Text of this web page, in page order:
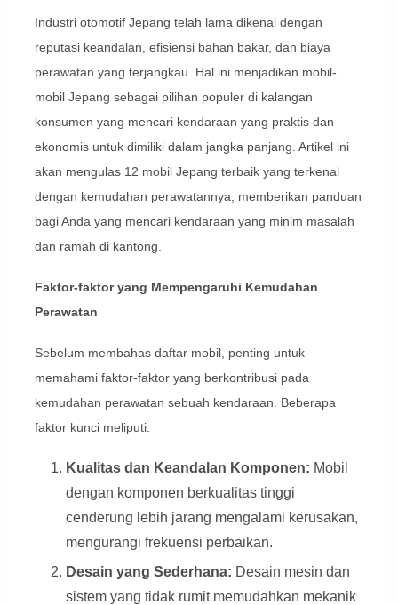
Industri otomotif Jepang telah lama dikenal dengan
reputasi keandalan, efisiensi bahan bakar, dan biaya
perawatan yang terjangkau. Hal ini menjadikan mobil-
mobil Jepang sebagai pilihan populer di kalangan
konsumen yang mencari kendaraan yang praktis dan
ekonomis untuk dimiliki dalam jangka panjang. Artikel ini
akan mengulas 12 mobil Jepang terbaik yang terkenal
dengan kemudahan perawatannya, memberikan panduan
bagi Anda yang mencari kendaraan yang minim masalah
dan ramah di kantong.
Faktor-faktor yang Mempengaruhi Kemudahan
Perawatan
Sebelum membahas daftar mobil, penting untuk
memahami faktor-faktor yang berkontribusi pada
kemudahan perawatan sebuah kendaraan. Beberapa
faktor kunci meliputi:
Kualitas dan Keandalan Komponen: Mobil
dengan komponen berkualitas tinggi
cenderung lebih jarang mengalami kerusakan,
mengurangi frekuensi perbaikan.
Desain yang Sederhana: Desain mesin dan
sistem yang tidak rumit memudahkan mekanik